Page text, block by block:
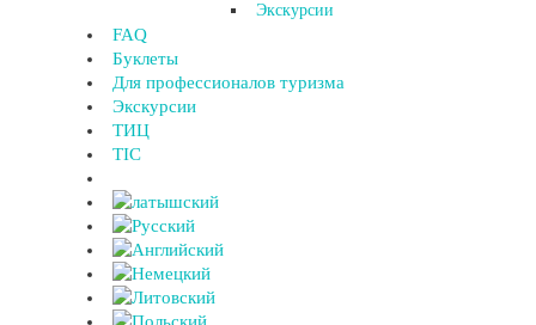
Экскурсии
FAQ
Буклеты
Для профессионалов туризма
Экскурсии
ТИЦ
TIC